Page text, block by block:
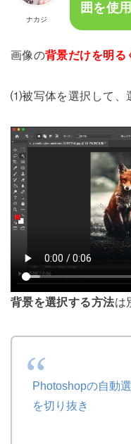
ナカジ
囲を使
画像の背景だけを明る
⑴被写体を選択して、
背景を選択する方法は
Photoshopの自動
を切り抜き